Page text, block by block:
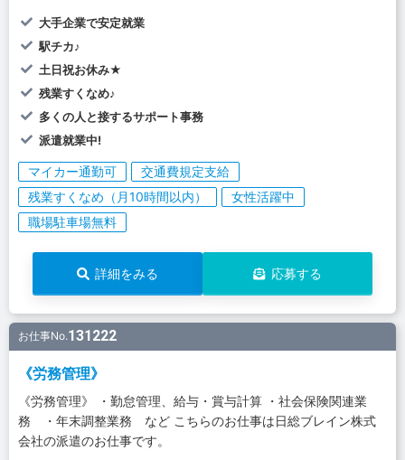
大手企業で安定就業
駅チカ♪
土日祝お休み★
残業すくなめ♪
多くの人と接するサポート事務
派遣就業中!
マイカー通勤可
交通費規定支給
残業すくなめ（月10時間以内）
女性活躍中
職場駐車場無料
詳細をみる 応募する
お仕事No.131222
《労務管理》
《労務管理》 ・勤怠管理、給与・賞与計算 ・社会保険関連業
務 ・年末調整業務 など こちらのお仕事は日総ブレイン株式
会社の派遣のお仕事です。